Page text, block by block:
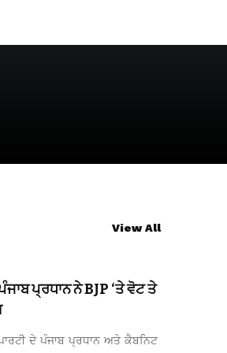
View All
ਪ੍ਰਧਾਨ ਨੇ BJP ‘ਤੇ ਵੋਟ ਤੇ
ਦੇ ਪੰਜਾਬ ਪ੍ਰਧਾਨ ਅਤੇ ਕੈਬਨਿਟ